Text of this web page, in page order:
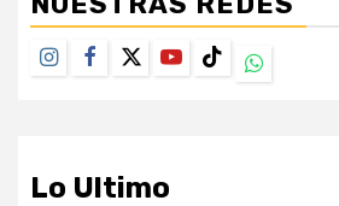
Instagram
Facebook
TwitterYoutubeTikTokWhatsapp
Lo Ultimo